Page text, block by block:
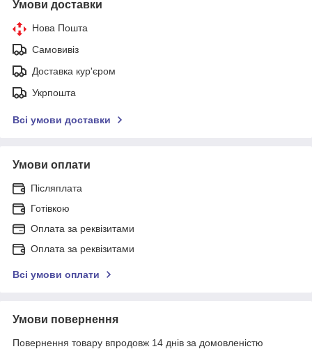
Умови доставки
Нова Пошта
Самовивіз
Доставка кур'єром
Укрпошта
Всі умови доставки
Умови оплати
Післяплата
Готівкою
Оплата за реквізитами
Оплата за реквізитами
Всі умови оплати
Умови повернення
Повернення товару впродовж 14 днів за домовленістю